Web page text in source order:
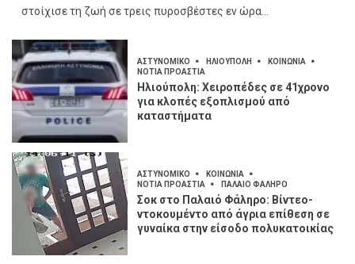
στοίχισε τη ζωή σε τρεις πυροσβέστες εν ώρα...
ΑΣΤΥΝΟΜΙΚΟ ΗΛΙΟΥΠΟΛΗ
ΚΟΙΝΩΝΙΑ
ΝΟΤΙΑ ΠΡΟΑΣΤΙΑ
Ηλιούπολη: Χειροπέδες σε 41χρονο
για κλοπές εξοπλισμού από
καταστήματα
ΑΣΤΥΝΟΜΙΚΟ
ΚΟΙΝΩΝΙΑ
ΝΟΤΙΑ ΠΡΟΑΣΤΙΑ
ΠΑΛΑΙΟ ΦΑΛΗΡΟ
Σοκ στο Παλαιό Φάληρο: Βίντεο-
ντοκουμέντο από άγρια επίθεση σε
γυναίκα στην είσοδο πολυκατοικίας